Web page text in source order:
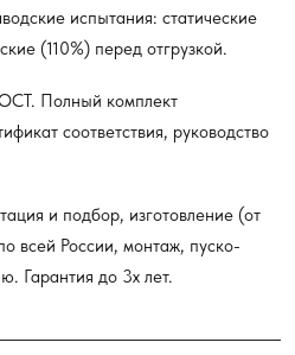
испытания: статические
(110%) перед отгрузкой.
Полный комплект
соответствия, руководство
и подбор, изготовление (от
всей России, монтаж, пуско-
Гарантия до 3х лет.